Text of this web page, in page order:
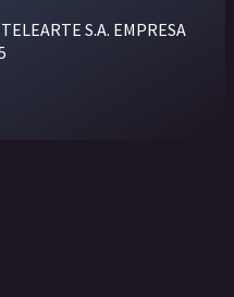
S.A. EMPRESA